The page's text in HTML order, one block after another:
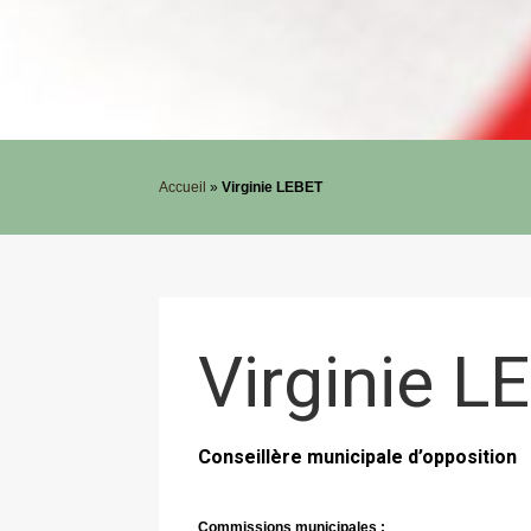
Accueil »Virginie LEBET
Virginie
Conseillère municipale d’opposition
Commissions municipales :